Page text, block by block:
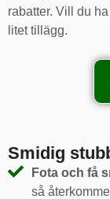
rabatter. Vill du
litet tillägg.
Smidig
Fota och få
så